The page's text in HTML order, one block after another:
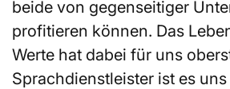
beide von gegenseitiger
profitieren können. Das
Werte hat dabei für uns
Sprachdienstleister ist es